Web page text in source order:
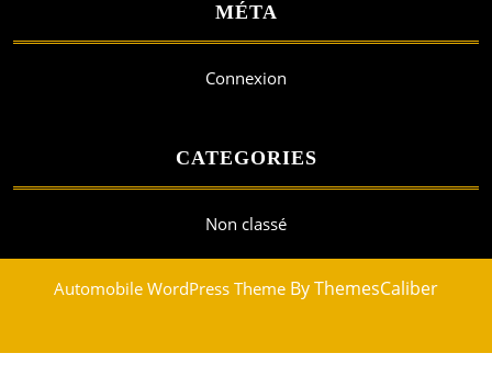
MÉTA
Connexion
CATEGORIES
Non classé
Automobile WordPress Theme By ThemesCaliber
Scroll